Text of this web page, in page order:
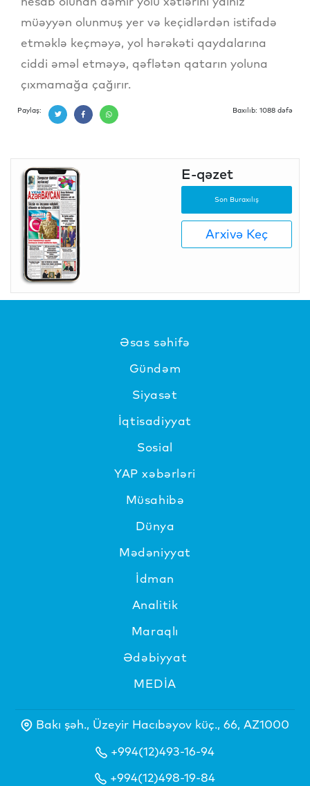
müəyyən olunmuş yer və keçidlərdən istifadə
etməklə keçməyə, yol hərəkəti qaydalarına
ciddi əməl etməyə, qəflətən qatarın yoluna
çıxmamağa çağırır.
Paylaş: Baxılıb: 1088 dəfə
E-qəzet
Son Buraxılış
Arxivə Keç
Əsas səhifə
Gündəm
Siyasət
İqtisadiyyat
Sosial
YAP xəbərləri
Müsahibə
Dünya
Mədəniyyat
İdman
Analitik
Maraqlı
Ədəbiyyat
MEDİA
Bakı şəh., Üzeyir Hacıbəyov küç., 66, AZ1000
+994(12)493-16-94
+994(12)498-19-84